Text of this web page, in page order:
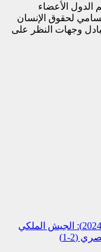
الدول الأعضاء
لحقوق الإنسان
وجهات النظر على
عصبة الأبطال الإفريقية للسيدات (المغرب 2024): الجيش الملكي
(2-1)